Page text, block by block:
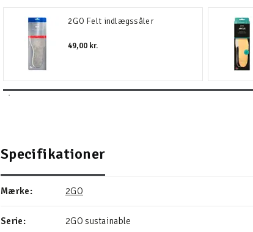
2GO Felt indlægssåler
49,00 kr.
Specifikationer
Mærke: 2GO
Serie: 2GO sustainable